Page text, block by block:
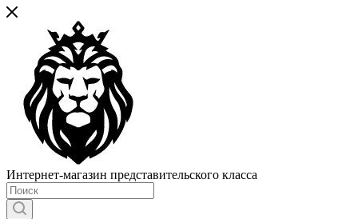
Интернет-магазин представительского класса